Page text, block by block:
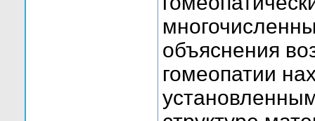
объяснения
гомеопатии